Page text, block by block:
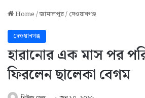
Home/জামালপুর/দেওয়ানগঞ্জ
দেওয়ানগঞ্জ
হারানোর এক মাস পর
ফিরলেন ছালেকা বেগম